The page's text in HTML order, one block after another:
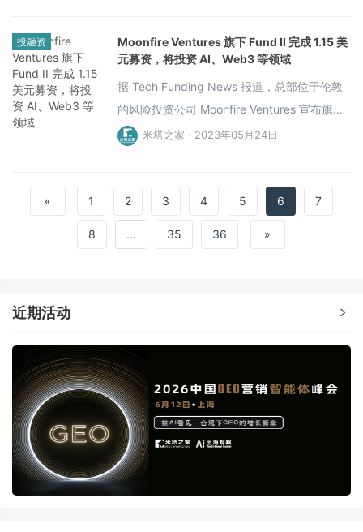
投融资
Moonfire Ventures 旗下 Fund II 完成 1.15 美
元募资，将投资 AI、Web3 等领域
据 Tech Funding News 报道，总部位于伦敦
的风险投资公司 Moonfire Ventures 宣布旗下
Fund II 已完成 1.15 亿美元募资，该基金将投
创公司，包括 NFT 足球游戏开发公司 Goals、
Web3 营销平台 Sesame Labs、区块链足球游
戏 GOALS 等。
米塔之家 · 2023年05月24日
« 1 2 3 4 5 6 7
8 ... 35 36 »
近期活动